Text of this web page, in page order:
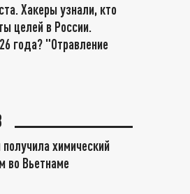
Хакеры узнали, кто
целей в России.
года? "Отравление
химический
во Вьетнаме